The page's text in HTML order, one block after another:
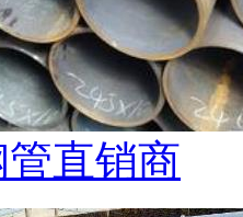
管直销商